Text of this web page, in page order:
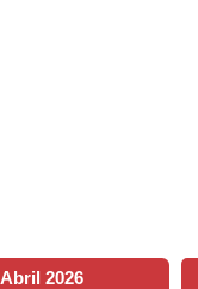
Abril 2026